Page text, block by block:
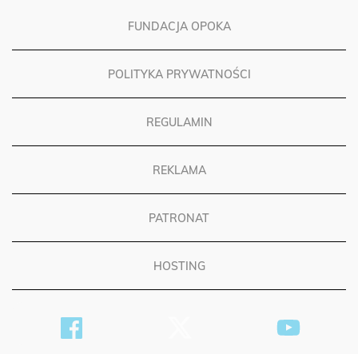
FUNDACJA OPOKA
POLITYKA PRYWATNOŚCI
REGULAMIN
REKLAMA
PATRONAT
HOSTING